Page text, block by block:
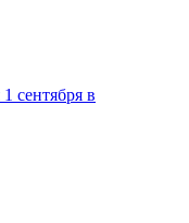
сентября в